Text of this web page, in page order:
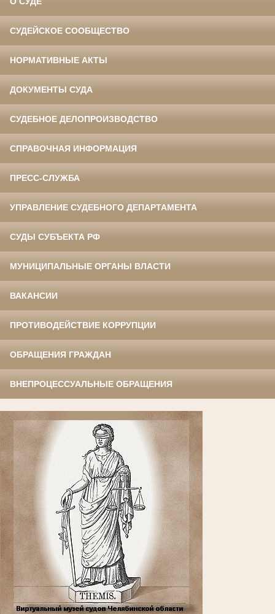
СУДЕЙСКОЕ СООБЩЕСТВО
НОРМАТИВНЫЕ АКТЫ
ДОКУМЕНТЫ СУДА
СУДЕБНОЕ ДЕЛОПРОИЗВОДСТВО
СПРАВОЧНАЯ ИНФОРМАЦИЯ
ПРЕСС-СЛУЖБА
УПРАВЛЕНИЕ СУДЕБНОГО ДЕПАРТАМЕНТА
СУДЫ СУБЪЕКТА РФ
МУНИЦИПАЛЬНЫЕ ОРГАНЫ ВЛАСТИ
ВАКАНСИИ
ПРОТИВОДЕЙСТВИЕ КОРРУПЦИИ
ОБРАЩЕНИЯ ГРАЖДАН
ВНЕПРОЦЕССУАЛЬНЫЕ ОБРАЩЕНИЯ